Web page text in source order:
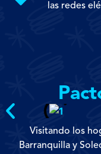
las redes
Visitando los
Barranquilla y